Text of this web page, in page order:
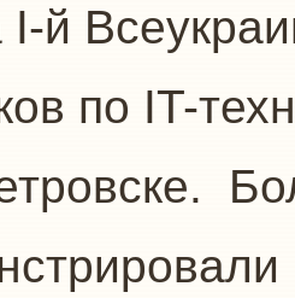
I-й
по IT-